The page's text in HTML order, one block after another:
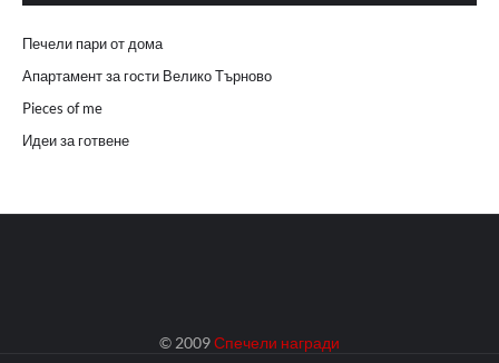
Печели пари от дома
Апартамент за гости Велико Търново
Pieces of me
Идеи за готвене
© 2009Спечели награди